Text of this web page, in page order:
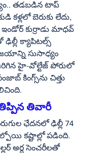
తడబడిన టాప్
కళ్లలో బెరుకు లేదు,
ఇండోర్ కుర్రాడు మాధవ్
క్యాపిటల్స్
సుసాధ్యం
హై-వోల్టేజ్ పోరులో
చిత్తు
తివారీ
ఛేదనలో ఢిల్లీ 74
కష్టాల్లో పడింది.
అర్ధ సెంచరీలతో